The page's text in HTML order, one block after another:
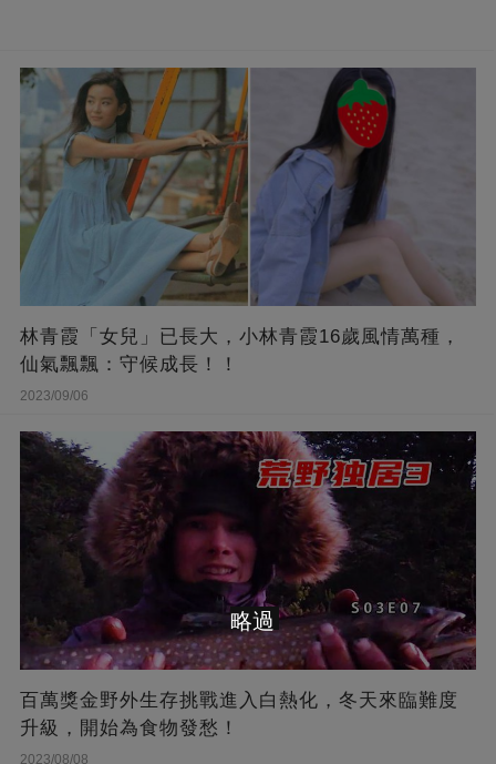
林青霞「女兒」已長大，小林青霞16歲風情萬種，
仙氣飄飄：守候成長！！
2023/09/06
百萬獎金野外生存挑戰進入白熱化，冬天來臨難度
升級，開始為食物發愁！
2023/08/08
略過